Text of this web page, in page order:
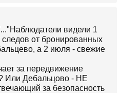
видели 1
от бронированных
а 2 июля - свежие
за передвижение
Или Дебальцово - НЕ
за безопасность